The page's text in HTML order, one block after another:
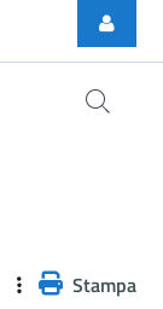
Stampa